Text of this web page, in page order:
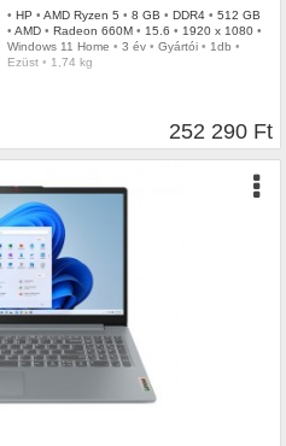
• HP • AMD Ryzen 5 • 8 GB • DDR4 • 512 GB
• AMD • Radeon 660M • 15.6 • 1920 x 1080 •
Windows 11 Home • 3 év • Gyártói • 1db •
Ezüst • 1,74 kg
252 290 Ft